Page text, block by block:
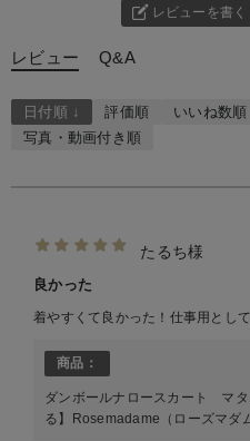
レビューを書く
レビュー Q&A
日付順 ↓ 評価順 いいね数順
写真・動画付き順
たるち様
良かった
着やすくて良かった！仕事用とし
商品：
ダンボールナロースカート マタ
る】Rosemadame（ローズマダ